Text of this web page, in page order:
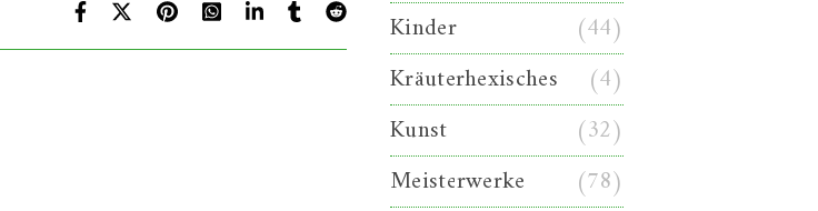
Kinder
(44)
Kräuterhexisches
(4)
Kunst
(32)
Meisterwerke
(78)